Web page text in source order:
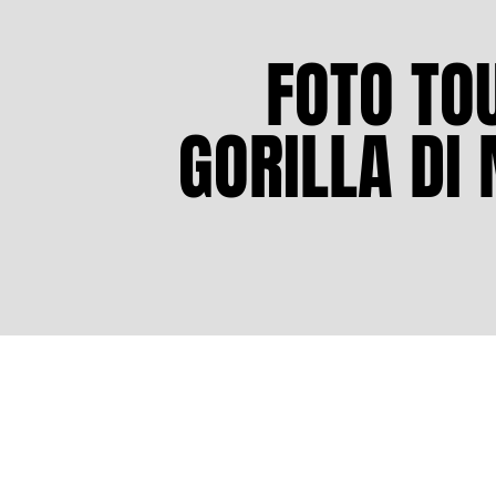
FOTO
GORILLA DI
FOTO
GORILLA DI